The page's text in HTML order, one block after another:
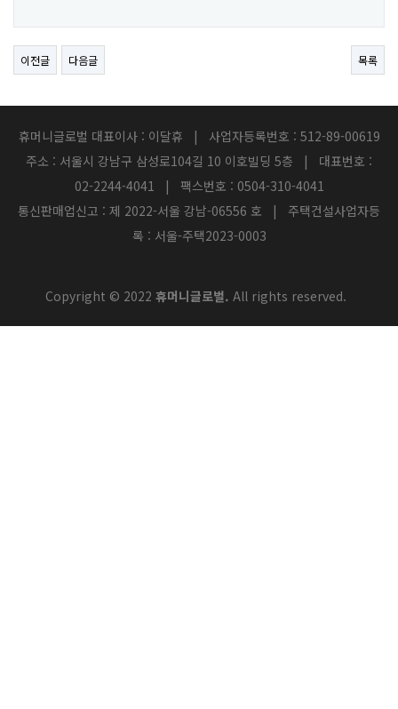
이전글 다음글 목록
휴머니글로벌 대표이사 : 이달휴 | 사업자등록번호 : 512-89-00619
주소 : 서울시 강남구 삼성로104길 10 이호빌딩 5층 | 대표번호 :
02-2244-4041 | 팩스번호 : 0504-310-4041
통신판매업신고 : 제 2022-서울 강남-06556 호 | 주택건설사업자등
록 : 서울-주택2023-0003
Copyright © 2022 휴머니글로벌. All rights reserved.